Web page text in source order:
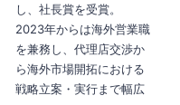
し、社長賞を受賞。
2023年からは海外営業職
を兼務し、代理店交渉か
ら海外市場開拓における
戦略立案・実行まで幅広